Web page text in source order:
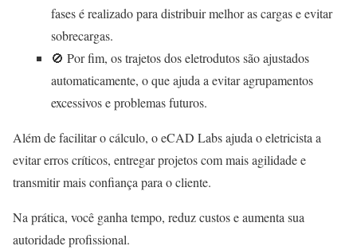
fases é realizado para distribuir melhor as cargas e evitar
sobrecargas.
🚫 Por fim, os trajetos dos eletrodutos são ajustados
automaticamente, o que ajuda a evitar agrupamentos
excessivos e problemas futuros.
Além de facilitar o cálculo, o eCAD Labs ajuda o eletricista a
evitar erros críticos, entregar projetos com mais agilidade e
transmitir mais confiança para o cliente.
Na prática, você ganha tempo, reduz custos e aumenta sua
autoridade profissional.